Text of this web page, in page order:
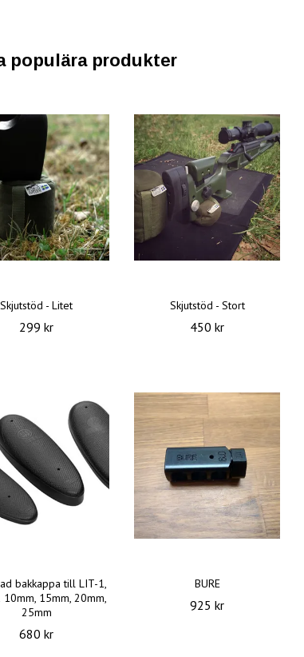
populära produkter
Skjutstöd - Litet
299 kr
Skjutstöd - Stort
450 kr
bakkappa till LIT-1,
10mm, 15mm, 20mm,
25mm
680 kr
BURE
925 kr